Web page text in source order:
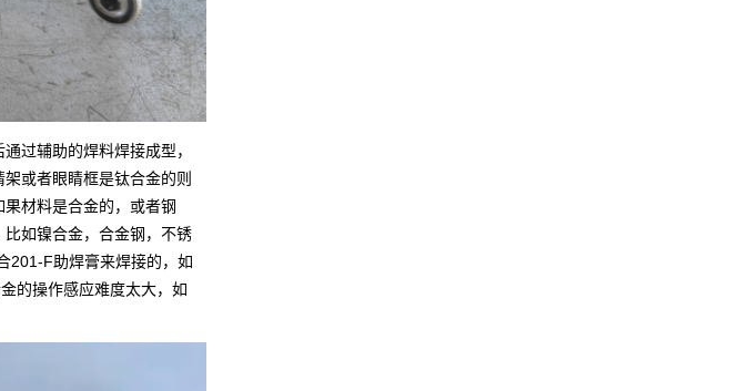
过辅助的焊料焊接成型，
或者眼睛框是钛合金的则
材料是合金的，或者钢
如镍合金，合金钢，不锈
201-F助焊膏来焊接的，如
的操作感应难度太大，如